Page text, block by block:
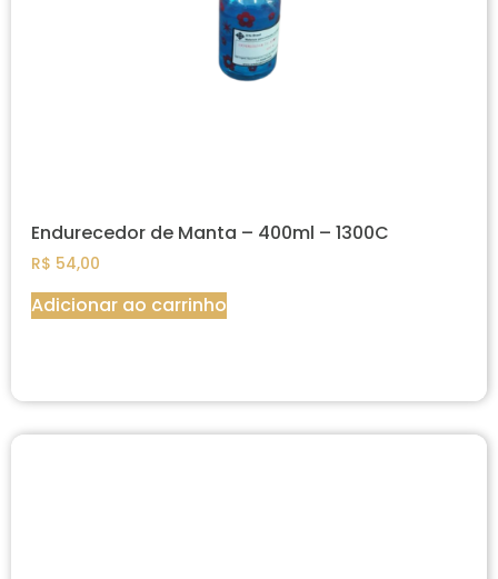
Endurecedor de Manta – 400ml – 1300C
R$ 54,00
Adicionar ao carrinho